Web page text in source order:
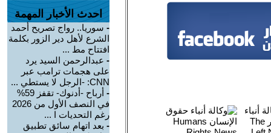
احدث الأخبار المهمة
- سوريا.. رواج تصريح أحمد
الشرع لأهل دير الزور بكلمة
افتتاح مط ...
- عبدالرحمن السيد يرد
على هجمات ترامب عبر
CNN: -الرجل لا يستطي ...
-
أرباح -أدنوك- تقفز 59%
في النصف الأول من 2026
رغم التحديات ا ...
- بعد اتهام سائق تطبيق